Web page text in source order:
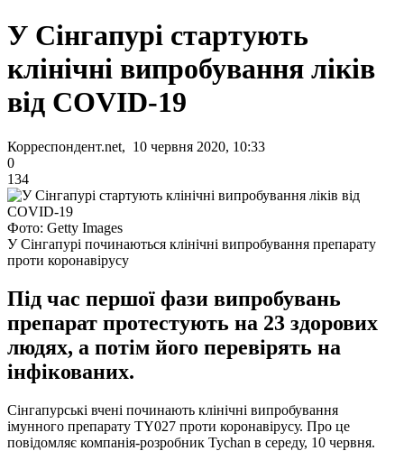
У Сінгапурі стартують
клінічні випробування ліків
від COVID-19
Корреспондент.net, 10 червня 2020, 10:33
0
134
Фото: Getty Images
У Сінгапурі починаються клінічні випробування препарату
проти коронавірусу
Під час першої фази випробувань
препарат протестують на 23 здорових
людях, а потім його перевірять на
інфікованих.
Сінгапурські вчені починають клінічні випробування
імунного препарату TY027 проти коронавірусу. Про це
повідомляє компанія-розробник Tychan в середу, 10 червня.